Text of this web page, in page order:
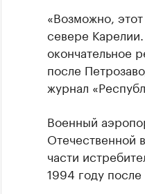
«Возможно,
севере
окончательное
после
журнал
Военный
Отечественной
части
1994 году